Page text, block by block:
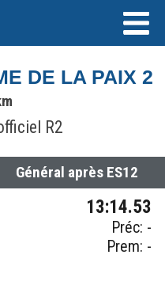
DE LA PAIX 2
R2
Général après ES12
13:14.53
Préc: -
Prem: -